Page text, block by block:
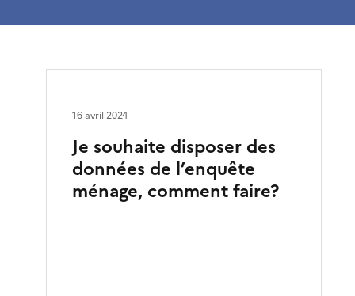
Je souhaite disposer des
données de l’enquête
ménage, comment faire?
16 avril 2024